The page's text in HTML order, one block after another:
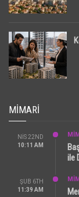
MIMARI
NIS 22ND
10:11 AM
ile
ŞUB 6TH
11:39 AM